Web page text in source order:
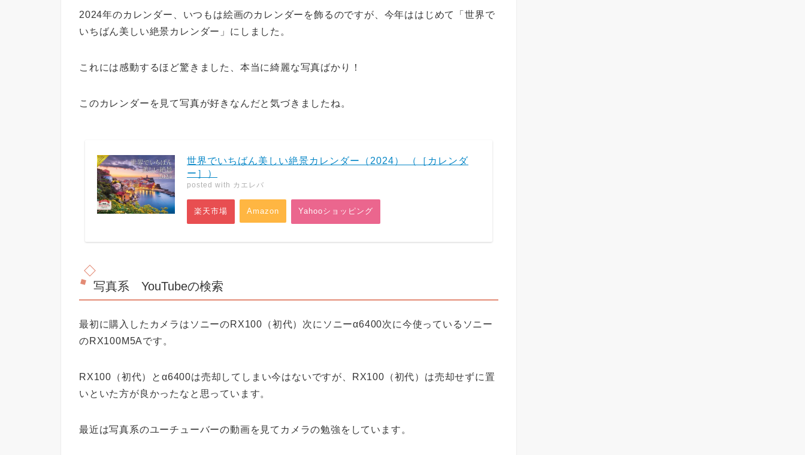
2024年のカレンダー、いつもは絵画のカレンダーを飾るのですが、今年ははじめて「世界で
いちばん美しい絶景カレンダー」にしました。
これには感動するほど驚きました、本当に綺麗な写真ばかり！
このカレンダーを見て写真が好きなんだと気づきましたね。
世界でいちばん美しい絶景カレンダー（2024） （［カレンダ
ー］）
posted with カエレバ
楽天市場 Amazon Yahooショッピング
写真系 YouTubeの検索
最初に購入したカメラはソニーのRX100（初代）次にソニーα6400次に今使っているソニー
のRX100M5Aです。
RX100（初代）とα6400は売却してしまい今はないですが、RX100（初代）は売却せずに置
いといた方が良かったなと思っています。
最近は写真系のユーチューバーの動画を見てカメラの勉強をしています。